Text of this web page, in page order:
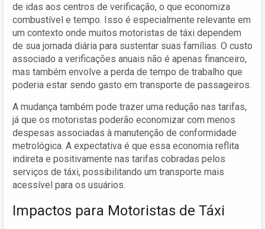
de idas aos centros de verificação, o que economiza
combustível e tempo. Isso é especialmente relevante em
um contexto onde muitos motoristas de táxi dependem
de sua jornada diária para sustentar suas famílias. O custo
associado a verificações anuais não é apenas financeiro,
mas também envolve a perda de tempo de trabalho que
poderia estar sendo gasto em transporte de passageiros.
A mudança também pode trazer uma redução nas tarifas,
já que os motoristas poderão economizar com menos
despesas associadas à manutenção de conformidade
metrológica. A expectativa é que essa economia reflita
indireta e positivamente nas tarifas cobradas pelos
serviços de táxi, possibilitando um transporte mais
acessível para os usuários.
Impactos para Motoristas de Táxi